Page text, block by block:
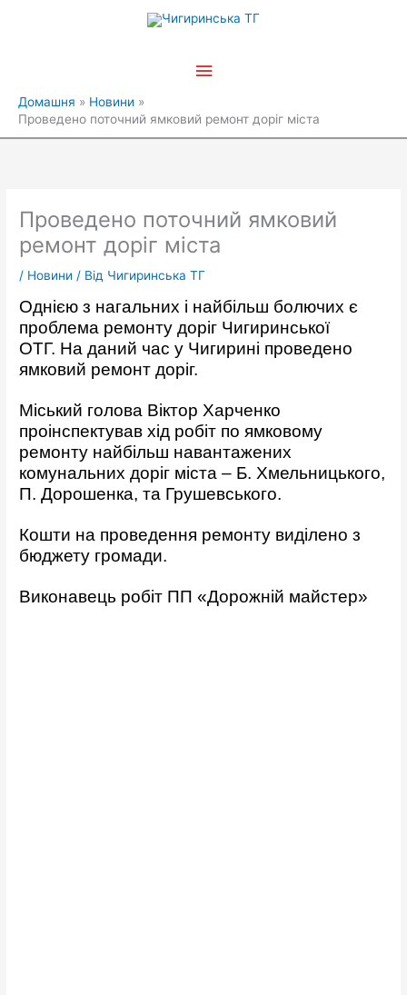
Головне
Домашня
Новини
Проведено поточний ямковий ремонт доріг міста
Проведено поточний ямковий
ремонт доріг міста
/ Новини / Від Чигиринська ТГ
Однією з нагальних і найбільш болючих є
проблема ремонту доріг Чигиринської
ОТГ. На даний час у Чигирині проведено
ямковий ремонт доріг.
Міський голова Віктор Харченко
проінспектував хід робіт по ямковому
ремонту найбільш навантажених
комунальних доріг міста – Б. Хмельницького,
П. Дорошенка, та Грушевського.
Кошти на проведення ремонту виділено з
бюджету громади.
Виконавець робіт ПП «Дорожній майстер»